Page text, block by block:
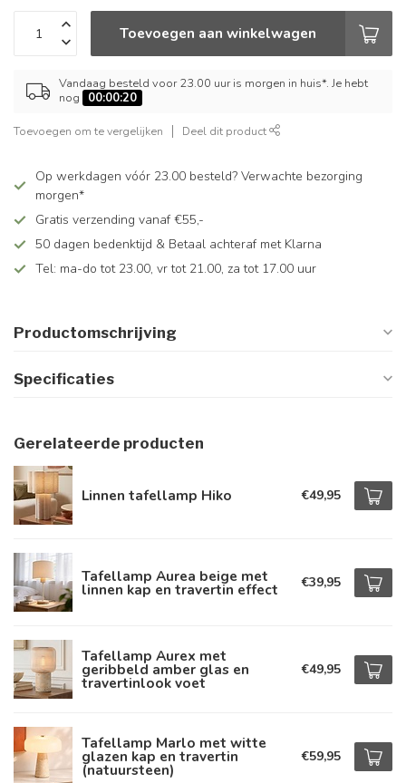
Toevoegen aan winkelwagen
Vandaag besteld voor 23.00 uur is morgen in huis*. Je hebt
nog
00:00:19
Toevoegen om te vergelijken Deel dit product
Op werkdagen vóór 23.00 besteld? Verwachte bezorging
morgen*
Gratis verzending vanaf €55,-
50 dagen bedenktijd & Betaal achteraf met Klarna
Tel: ma-do tot 23.00, vr tot 21.00, za tot 17.00 uur
Productomschrijving
Specificaties
Gerelateerde producten
Linnen tafellamp Hiko €49,95
Tafellamp Aurea beige met
linnen kap en travertin effect €39,95
Tafellamp Aurex met
geribbeld amber glas en
travertinlook voet
€49,95
Tafellamp Marlo met witte
glazen kap en travertin
(natuursteen)
€59,95